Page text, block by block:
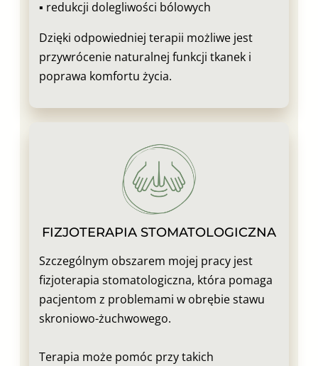
▪︎ redukcji dolegliwości bólowych
Dzięki odpowiedniej terapii możliwe jest
przywrócenie naturalnej funkcji tkanek i
poprawa komfortu życia.
FIZJOTERAPIA STOMATOLOGICZNA
Szczególnym obszarem mojej pracy jest
fizjoterapia stomatologiczna, która pomaga
pacjentom z problemami w obrębie stawu
skroniowo-żuchwowego.
Terapia może pomóc przy takich